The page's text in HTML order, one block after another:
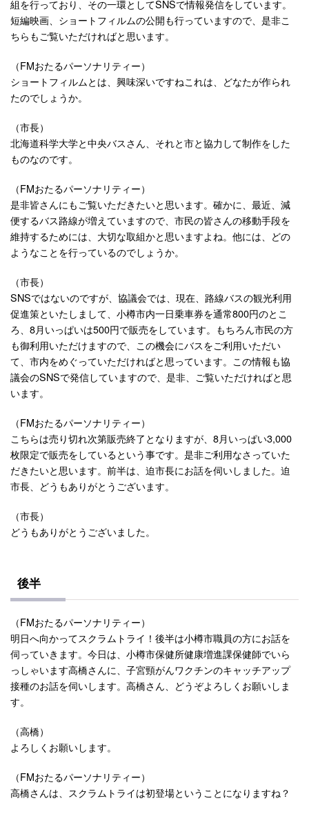
組を行っており、その一環としてSNSで情報発信をしています。
短編映画、ショートフィルムの公開も行っていますので、是非こ
ちらもご覧いただければと思います。
（FMおたるパーソナリティー）
ショートフィルムとは、興味深いですねこれは、どなたが作られ
たのでしょうか。
（市長）
北海道科学大学と中央バスさん、それと市と協力して制作をした
ものなのです。
（FMおたるパーソナリティー）
是非皆さんにもご覧いただきたいと思います。確かに、最近、減
便するバス路線が増えていますので、市民の皆さんの移動手段を
維持するためには、大切な取組かと思いますよね。他には、どの
ようなことを行っているのでしょうか。
（市長）
SNSではないのですが、協議会では、現在、路線バスの観光利用
促進策といたしまして、小樽市内一日乗車券を通常800円のとこ
ろ、8月いっぱいは500円で販売をしています。もちろん市民の方
も御利用いただけますので、この機会にバスをご利用いただい
て、市内をめぐっていただければと思っています。この情報も協
議会のSNSで発信していますので、是非、ご覧いただければと思
います。
（FMおたるパーソナリティー）
こちらは売り切れ次第販売終了となりますが、8月いっぱい3,000
枚限定で販売をしているという事です。是非ご利用なさっていた
だきたいと思います。前半は、迫市長にお話を伺いしました。迫
市長、どうもありがとうございます。
（市長）
どうもありがとうございました。
後半
（FMおたるパーソナリティー）
明日へ向かってスクラムトライ！後半は小樽市職員の方にお話を
伺っていきます。今日は、小樽市保健所健康増進課保健師でいら
っしゃいます高橋さんに、子宮頸がんワクチンのキャッチアップ
接種のお話を伺いします。高橋さん、どうぞよろしくお願いしま
す。
（高橋）
よろしくお願いします。
（FMおたるパーソナリティー）
高橋さんは、スクラムトライは初登場ということになりますね？